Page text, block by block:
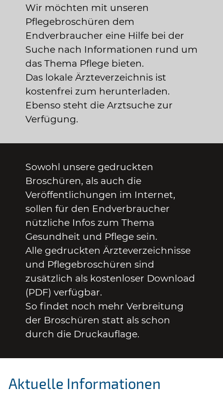
Wir möchten mit unseren
Pflegebroschüren dem
Endverbraucher eine Hilfe bei der
Suche nach Informationen rund um
das Thema Pflege bieten.
Das lokale Ärzteverzeichnis ist
kostenfrei zum herunterladen.
Ebenso steht die Arztsuche zur
Verfügung.
Sowohl unsere gedruckten
Broschüren, als auch die
Veröffentlichungen im Internet,
sollen für den Endverbraucher
nützliche Infos zum Thema
Gesundheit und Pflege sein.
Alle gedruckten Ärzteverzeichnisse
und Pflegebroschüren sind
zusätzlich als kostenloser Download
(PDF) verfügbar.
So findet noch mehr Verbreitung
der Broschüren statt als schon
durch die Druckauflage.
Aktuelle Informationen